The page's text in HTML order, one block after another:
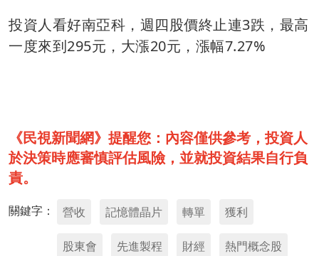
投資人看好南亞科，週四股價終止連3跌，最高
一度來到295元，大漲20元，漲幅7.27%
《民視新聞網》提醒您：內容僅供參考，投資人
於決策時應審慎評估風險，並就投資結果自行負
責。
關鍵字： 營收 記憶體晶片 轉單 獲利
股東會 先進製程 財經 熱門概念股